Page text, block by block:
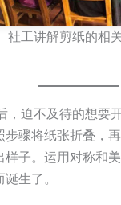
社工讲解剪纸的相
迫不及待的想要
骤将纸张折叠，
子。运用对称和
生了。